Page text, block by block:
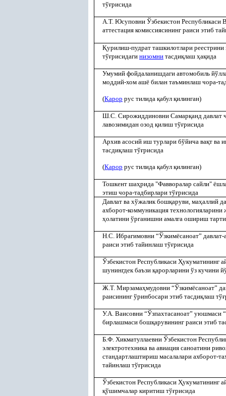
тўғрисида
А.Т. Юсуповни Ўзбекистон Республикаси
аттестация комиссиясининг раиси этиб
Қурилиш-пудрат ташкилотлари
тўғрисидаги низомни тасдиқлаш ҳақида
Умумий фойдаланишдаги автомобиль
моддий-хом ашё билан таъминлаш чора-
(Қарор рус тилида қабул қилинган)
Ш.С. Сирожиддиновни Самарқанд давлат
лавозимидан озод қилиш тўғрисида
Архив асосий иш турлари бўйича вақт ва
тасдиқлаш тўғрисида
(Қарор рус тилида қабул қилинган)
Тошкент шаҳрида "Фавворалар сайли"
этиш чора-тадбирлари тўғрисида
Давлат ва хўжалик бошқаруви, маҳаллий
ахборот-коммуникация
ҳолатини ўрганишни амалга ошириш
Н.С. Ибрагимовни “Ўзкимёсаноат”
раиси этиб тайинлаш тўғрисида
Ўзбекистон Республикаси Ҳукуматининг
шунингдек баъзи қарорларини ўз кучини
Ж.Т. Мирзамаҳмудовни “Ўзкимёсаноат”
раисининг ўринбосари этиб тасдиқлаш тўғ
У.А. Ваисовни “Ўзпахтасаноат” уюшмаси
бирлашмаси бошқарувининг раиси этиб
Б.Ф. Хикматуллаевни Ўзбекистон
электротехника ва авиация саноатини
стандартлаштириш масалалари ахборот-та
тайинлаш тўғрисида
Ўзбекистон Республикаси Ҳукуматининг
қўшимчалар киритиш тўғрисида